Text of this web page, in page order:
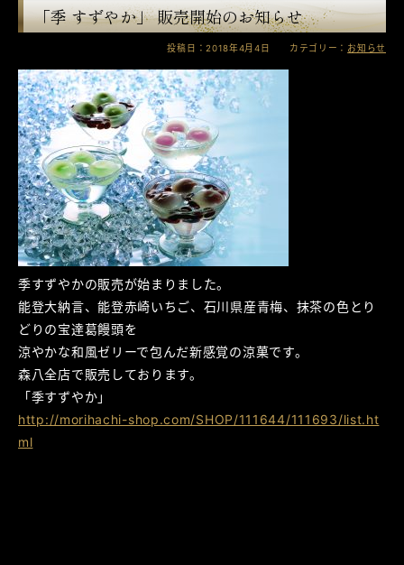
「季 すずやか」 販売開始のお知らせ
投稿日：2018年4月4日 カテゴリー： お知らせ
季すずやかの販売が始まりました。
能登大納言、能登赤崎いちご、石川県産青梅、抹茶の色とり
どりの宝達葛饅頭を
涼やかな和風ゼリーで包んだ新感覚の涼菓です。
森八全店で販売しております。
「季すずやか」
http://morihachi-shop.com/SHOP/111644/111693/list.ht
ml